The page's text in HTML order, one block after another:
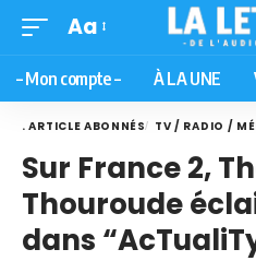
Aa
– Mon compte – À LA UNE
. ARTICLE ABONNÉS TV / RADIO /
Sur France 2,
Thouroude
dans